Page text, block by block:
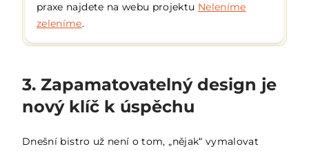
praxe najdete na webu projektu Neleníme
zeleníme.
3. Zapamatovatelný design je
nový klíč k úspěchu
Dnešní bistro už není o tom, „nějak“ vymalovat